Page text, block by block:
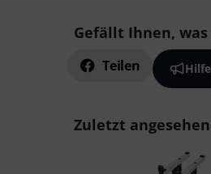
Gefällt Ihnen, was
Teilen
Zuletzt